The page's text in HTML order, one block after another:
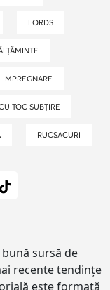
LORDS
IMPREGNARE
TOC SUBȚIRE
RUCSACURI
sursă de
recente tendințe
este formată